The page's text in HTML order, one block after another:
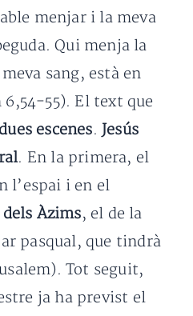
menjar i la meva
Qui menja la
sang, està en
55). El text que
dues escenes. Jesús
. En la primera, el
l’espai i en el
Àzims, el de la
pasqual, que tindrà
Tot seguit,
ja ha previst el